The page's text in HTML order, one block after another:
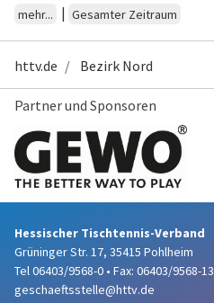
mehr...
| Gesamter Zeitraum
httv.de Bezirk Nord
Partner und Sponsoren
Hessischer Tischtennis-Verband
Grüninger Str. 17, 35415 Pohlheim
Tel 06403/9568-0 • Fax: 06403/9568-13
geschaeftsstelle@httv.de